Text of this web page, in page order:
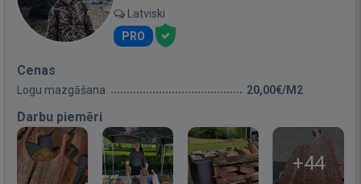
Latviski
PRO
Cenas
Logu mazgāšana 20,00€/M2
Darbu piemēri
+44